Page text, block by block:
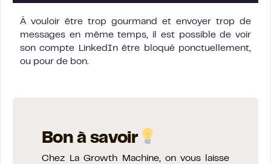
À vouloir être trop gourmand et envoyer trop de
messages en même temps, il est possible de voir
son compte LinkedIn être bloqué ponctuellement,
ou pour de bon.
Bon à savoir
Chez La Growth Machine, on vous laisse